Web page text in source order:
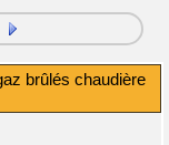
brûlés chaudière